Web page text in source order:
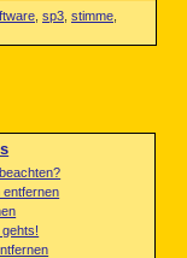
sp3 stimme
entfernen